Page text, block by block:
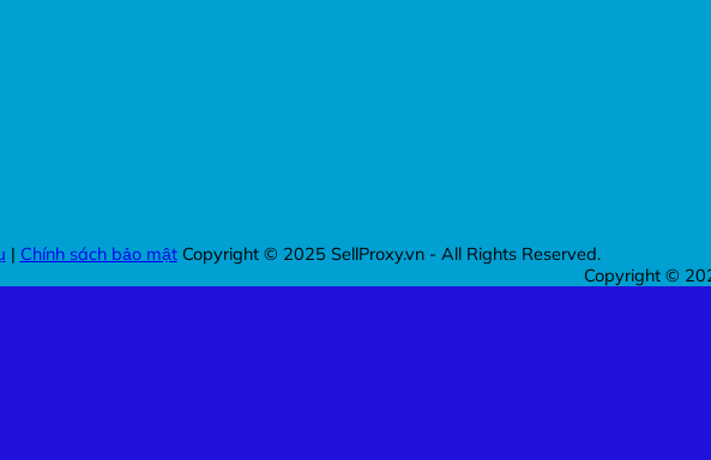
| Chính sách bảo mậtCopyright © 2025 SellProxy.vn - All Rights Reserved.
Copyright ©